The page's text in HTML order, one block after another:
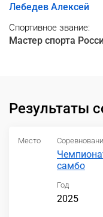
Лебедев Алексей
Спортивное звание:
Мастер спорта
Результаты
Место
самбо
Год
2025